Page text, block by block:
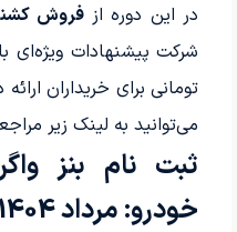
در این دوره ازفروش
تومانی برای خریداران
می‌توانید به لینک زیر
خودرو: مرداد 1404